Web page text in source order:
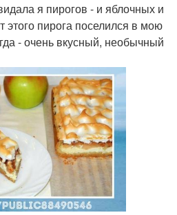
я пирогов - и яблочных и
этого пирога поселился в мою
- очень вкусный, необычный